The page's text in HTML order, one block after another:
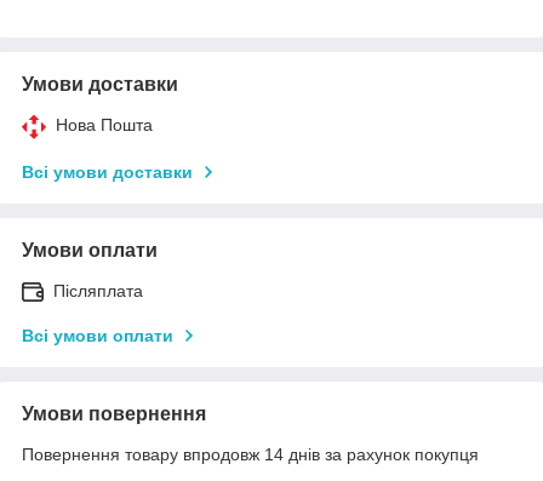
Умови доставки
Нова Пошта
Всі умови доставки
Умови оплати
Післяплата
Всі умови оплати
Умови повернення
Повернення товару впродовж 14 днів за рахунок покупця